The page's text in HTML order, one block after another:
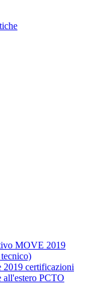
MOVE 2019
2019 certificazioni
all'estero PCTO